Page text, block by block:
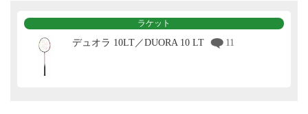
ラケット
デュオラ 10LT／DUORA 10 LT 11